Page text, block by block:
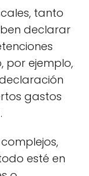
tanto
declarar
por ejemplo,
gastos
esté en